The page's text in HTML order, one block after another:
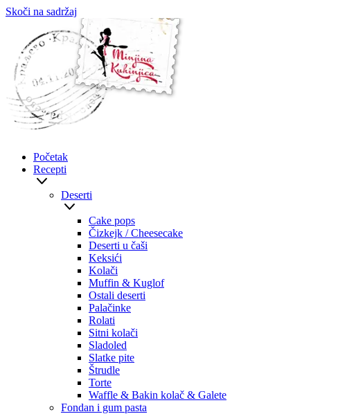
Skoči na sadržaj
Početak
Recepti
Deserti
Cake pops
Čizkejk / Cheesecake
Deserti u čaši
Keksići
Kolači
Muffin & Kuglof
Ostali deserti
Palačinke
Rolati
Sitni kolači
Sladoled
Slatke pite
Štrudle
Torte
Waffle & Bakin kolač & Galete
Fondan i gum pasta